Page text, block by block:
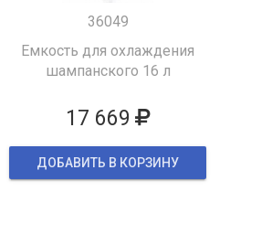
36049
Емкость для охлаждения
шампанского 16 л
17 669
ДОБАВИТЬ В КОРЗИНУ